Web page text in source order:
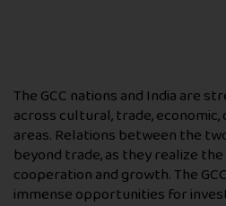
The GCC nations and India are
across cultural, trade,
areas. Relations between the
beyond trade, as they realize
cooperation and growth. The
immense opportunities for